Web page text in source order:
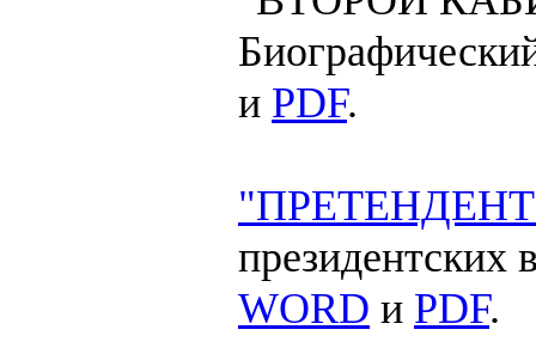
и PDF.
WORD и PDF.